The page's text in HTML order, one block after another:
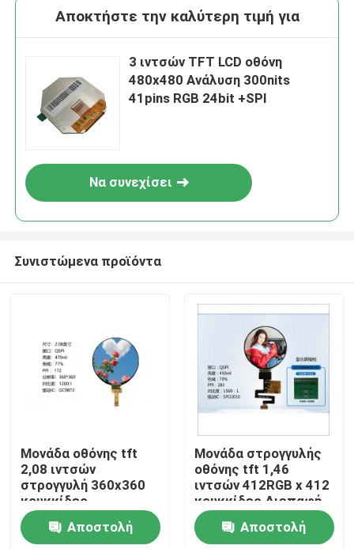
Σπίτι
Αποκτήστε την καλύτερη τιμή για
3 ιντσών TFT LCD οθόνη
480x480 Ανάλυση 300nits
41pins RGB 24bit +SPI
Να συνεχίσει
Συνιστώμενα προϊόντα
Μονάδα οθόνης tft
2,08 ιντσών
στρογγυλή 360x360
κουκκίδες
διασύνδεση QSPI που
οδηγεί IC GC9B72
Αποστολή
Μονάδα στρογγυλής
οθόνης tft 1,46
ιντσών 412RGB x 412
κουκκίδες Διεπαφή
QSPI που οδηγεί IC
SPD2010Αποστολή